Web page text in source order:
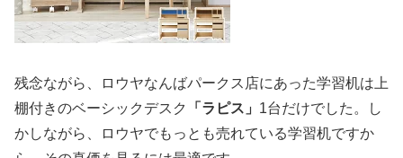
残念ながら、ロウヤなんばパークス店にあった学習机は上
棚付きのベーシックデスク
「ラピス」 1台だけでした。し
かしながら、ロウヤでもっとも売れている学習机ですか